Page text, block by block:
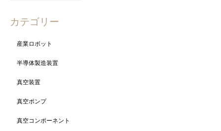
カテゴリー
産業ロボット
半導体製造装置
真空装置
真空ポンプ
真空コンポーネント